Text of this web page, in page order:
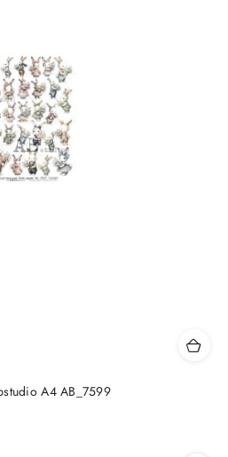
A4 AB_7599